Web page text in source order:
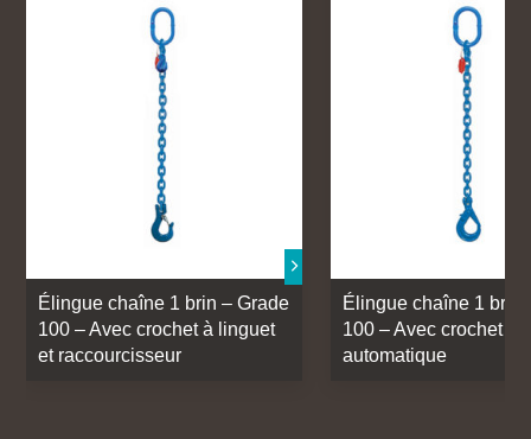
Élingue chaîne 1 brin – Grade
100 – Avec crochet à linguet
et raccourcisseur
Élingue chaîne 1 brin
100 – Avec crochet
automatique